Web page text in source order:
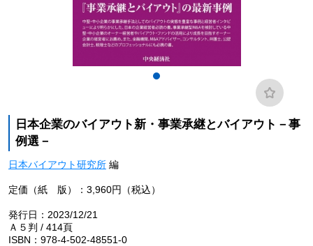
日本企業のバイアウト新・事業承継とバイアウト－事
例選－
日本バイアウト研究所編
定価（紙 版）：3,960円（税込）
発行日：2023/12/21
Ａ５判 / 414頁
ISBN：978-4-502-48551-0